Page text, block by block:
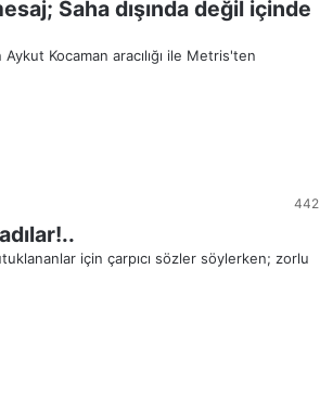
Saha dışında değil içinde
Kocaman aracılığı ile Metris'ten
442
için çarpıcı sözler söylerken; zorlu